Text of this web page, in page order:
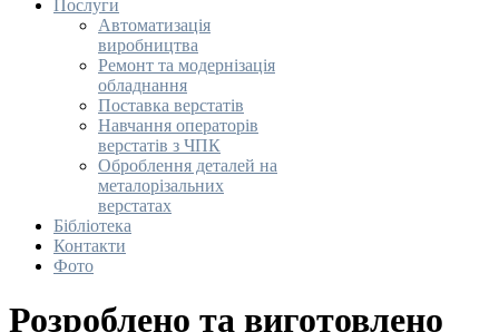
Послуги
Автоматизація
виробництва
Ремонт та модернізація
обладнання
Поставка верстатів
Навчання операторів
верстатів з ЧПК
Оброблення деталей на
металорізальних
верстатах
Бібліотека
Контакти
Фото
Розроблено та виготовлено